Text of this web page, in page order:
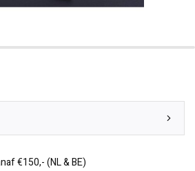
€150,- (NL & BE)